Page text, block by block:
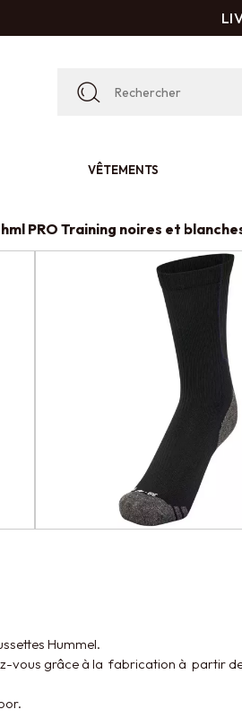
VÊTEMENTS
PRO Training noires et
Hummel.
vous grâce à la fabrication à partir